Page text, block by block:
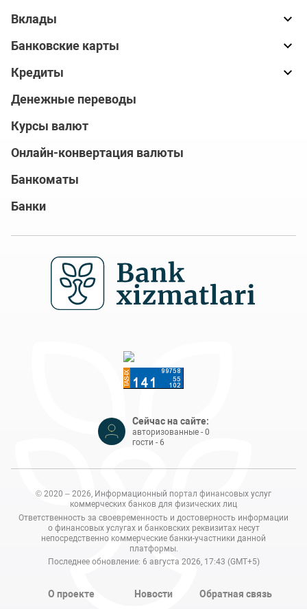
Вклады
Банковские карты
Кредиты
Денежные переводы
Курсы валют
Онлайн-конвертация валюты
Банкоматы
Банки
Сейчас на сайте:
авторизованные - 0
гости - 6
© 2020 – 2026, Информационный портал финансовых услуг
коммерческих банков для физических лиц
Ответственность за своевременность и достоверность информации
о финансовых услугах и банковских реквизитах несут
непосредственно коммерческие банки-участники данной
платформы.
Последнее обновление: 6 августа 2026, 17:43 (GMT+5)
О проекте Новости
Обратная связь